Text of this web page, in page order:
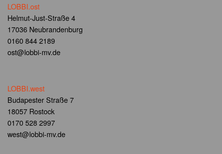
LOBBI.ost
Helmut-Just-Straße 4
17036 Neubrandenburg
0160 844 2189
ost@lobbi-mv.de
LOBBI.west
Budapester Straße 7
18057 Rostock
0170 528 2997
west@lobbi-mv.de